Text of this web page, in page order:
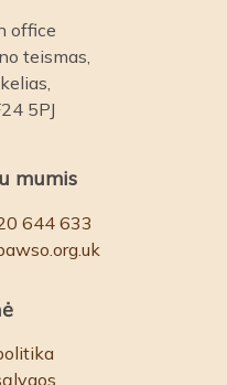
office
teismas,
5PJ
mumis
644 633